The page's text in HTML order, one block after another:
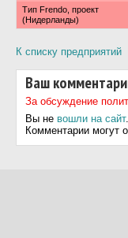
Тип Frendo, проект
(Нидерланды)
К списку предприятий
Ваш
За обсуждение
Вы не вошли на сайт.
Комментарии могут